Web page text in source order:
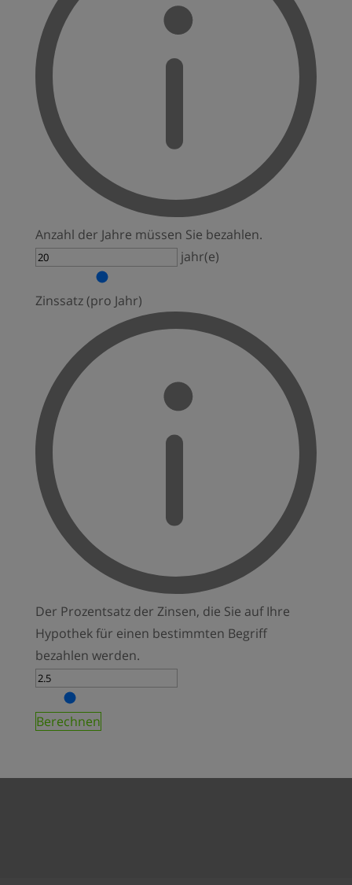
Anzahl der Jahre müssen Sie bezahlen.
jahr(e)
Zinssatz (pro Jahr)
Der Prozentsatz der Zinsen, die Sie auf Ihre
Hypothek für einen bestimmten Begriff
bezahlen werden.
Berechnen